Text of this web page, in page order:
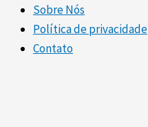
Sobre Nós
Política de privacidade
Contato